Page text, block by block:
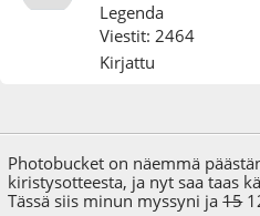
Legenda
Viestit: 2464
Kirjattu
:
Photobucket on näemmä
kiristysotteesta, ja nyt saa taas
Tässä siis minun myssyni ja15